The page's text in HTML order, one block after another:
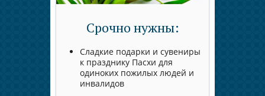
Срочно нужны:
Сладкие подарки и сувениры
к празднику Пасхи для
одиноких пожилых людей и
инвалидов